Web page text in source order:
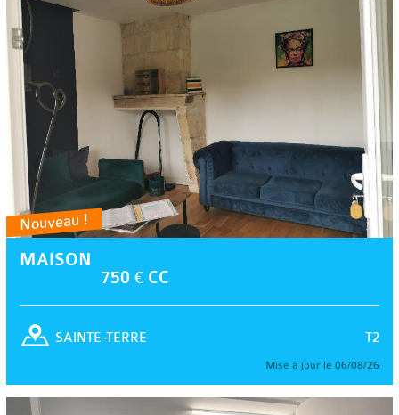
Nouveau !
MAISON
750 € CC
T2
SAINTE-TERRE
Mise à jour le 06/08/26